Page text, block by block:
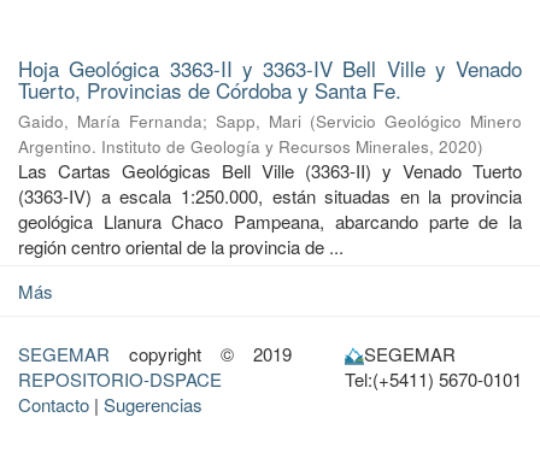
Hoja Geológica 3363-II y 3363-IV Bell Ville y Venado
Tuerto, Provincias de Córdoba y Santa Fe.
Gaido, María Fernanda; Sapp, Mari (Servicio Geológico Minero
Argentino. Instituto de Geología y Recursos Minerales, 2020)
Las Cartas Geológicas Bell Ville (3363-II) y Venado Tuerto
(3363-IV) a escala 1:250.000, están situadas en la provincia
geológica Llanura Chaco Pampeana, abarcando parte de la
región centro oriental de la provincia de ...
Más
SEGEMAR copyright © 2019
REPOSITORIO-DSPACE
Contacto | Sugerencias
SEGEMAR
Tel:(+5411) 5670-0101